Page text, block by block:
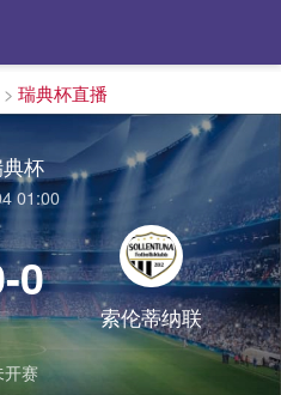
> 瑞典杯直播
杯
01:00
0
索伦蒂纳联
开赛